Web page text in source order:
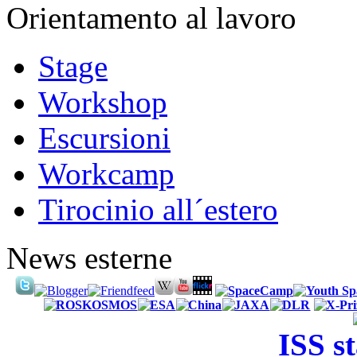
Orientamento al lavoro
Stage
Workshop
Escursioni
Workcamp
Tirocinio all´estero
News esterne
ISS